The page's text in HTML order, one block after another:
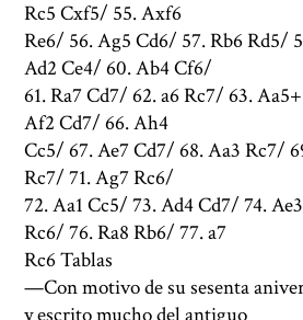
Rc5 Cxf5/ 55. Axf6
Re6/ 56. Ag5 Cd6/ 57. Rb6 Rd5/
Ad2 Ce4/ 60. Ab4 Cf6/
61. Ra7 Cd7/ 62. a6 Rc7/ 63.
Af2 Cd7/ 66. Ah4
Cc5/ 67. Ae7 Cd7/ 68. Aa3 Rc7/
Rc7/ 71. Ag7 Rc6/
72. Aa1 Cc5/ 73. Ad4 Cd7/ 74.
Rc6/ 76. Ra8 Rb6/ 77. a7
Rc6 Tablas
—Con motivo de su sesenta